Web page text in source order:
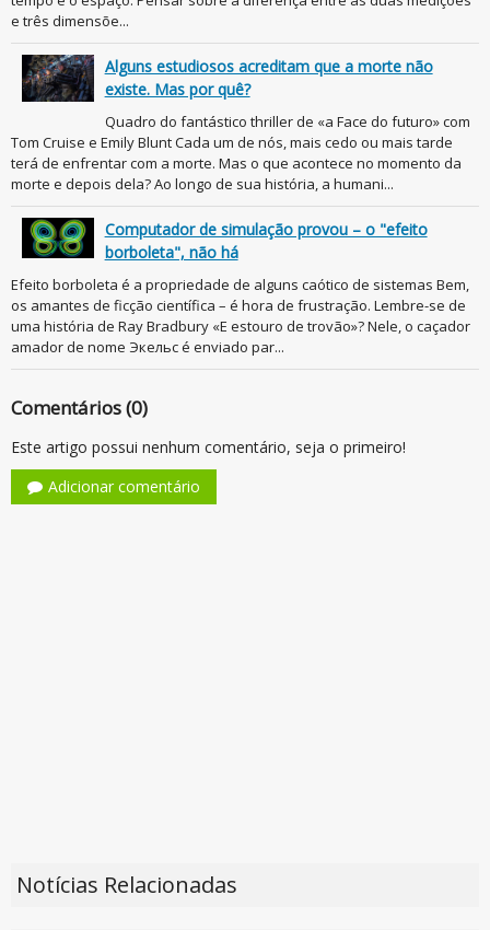
e três dimensõe...
Alguns estudiosos acreditam que a morte não
existe. Mas por quê?
Quadro do fantástico thriller de «a Face do futuro» com
Tom Cruise e Emily Blunt Cada um de nós, mais cedo ou mais tarde
terá de enfrentar com a morte. Mas o que acontece no momento da
morte e depois dela? Ao longo de sua história, a humani...
Computador de simulação provou – o "efeito
borboleta", não há
Efeito borboleta é a propriedade de alguns caótico de sistemas Bem,
os amantes de ficção científica – é hora de frustração. Lembre-se de
uma história de Ray Bradbury «E estouro de trovão»? Nele, o caçador
amador de nome Экельс é enviado par...
Comentários (0)
Este artigo possui nenhum comentário, seja o primeiro!
Adicionar comentário
Notícias Relacionadas